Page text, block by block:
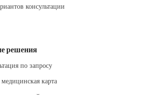
консультации
решения
по запросу
карта